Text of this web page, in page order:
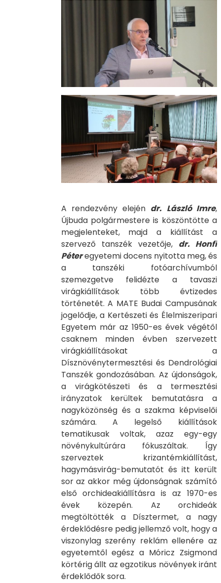
A rendezvény elején dr. László Imre,
Újbuda polgármestere is köszöntötte a
megjelenteket, majd a kiállítást a
szervező tanszék vezetője, dr. Honfi
Péteregyetemi docens nyitotta meg, és
a tanszéki fotóarchívumból
szemezgetve felidézte a tavaszi
virágkiállítások több évtizedes
történetét. A MATE Budai Campusának
jogelődje, a Kertészeti és Élelmiszeripari
Egyetem már az 1950-es évek végétől
csaknem minden évben szervezett
virágkiállításokat a
Dísznövénytermesztési és Dendrológiai
Tanszék gondozásában. Az újdonságok,
a virágkötészeti és a termesztési
irányzatok kerültek bemutatásra a
nagyközönség és a szakma képviselői
számára. A legelső kiállítások
tematikusak voltak, azaz egy-egy
növénykultúrára fókuszáltak. Így
szerveztek krizantémkiállítást,
hagymásvirág-bemutatót és itt került
sor az akkor még újdonságnak számító
első orchideakiállításra is az 1970-es
évek közepén. Az orchideák
megtöltötték a Dísztermet, a nagy
érdeklődésre pedig jellemző volt, hogy a
viszonylag szerény reklám ellenére az
egyetemtől egész a Móricz Zsigmond
körtérig állt az egzotikus növények iránt
érdeklődők sora.